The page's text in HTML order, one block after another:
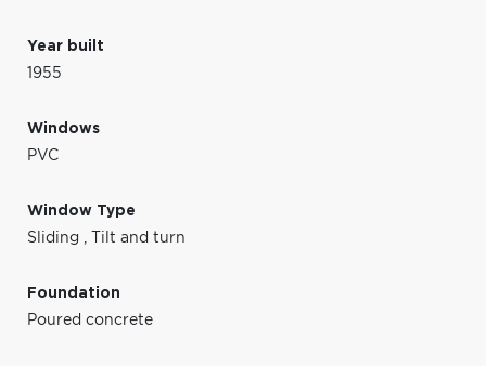
Year built
1955
Windows
PVC
Window Type
Sliding , Tilt and turn
Foundation
Poured concrete